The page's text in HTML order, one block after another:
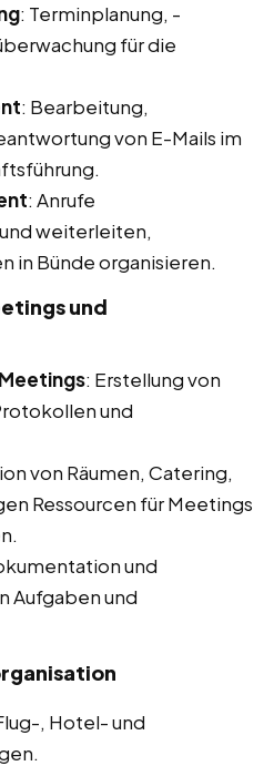
: Terminplanung, -
für die
: Bearbeitung,
von E-Mails im
: Anrufe
weiterleiten,
in Bünde organisieren.
und
: Erstellung von
und
von Räumen, Catering,
Ressourcen für Meetings
und
Aufgaben und
, Hotel- und